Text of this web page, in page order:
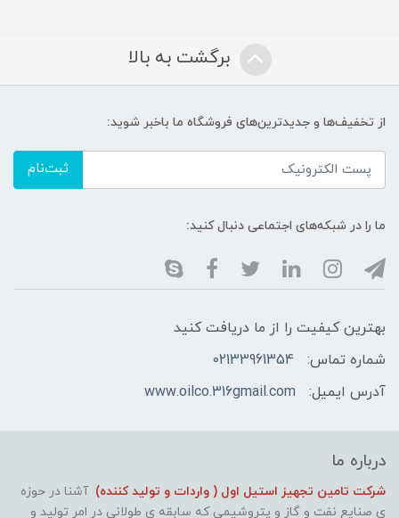
برگشت به بالا
از تخفیف‌ها و جدیدترین‌های فروشگاه ما باخبر شوید:
ثبت‌نام
ما را در شبکه‌های اجتماعی دنبال کنید:
بهترین کیفیت را از ما دریافت کنید
شماره تماس:
02133961354
آدرس ایمیل:
www.oilco.316gmail.com
درباره ما
شرکت تامین تجهیز استیل اول ( واردات و تولید کننده) آشنا در حوزه
ی صنایع نفت و گاز و پتروشیمی که سابقه ی طولانی در امر تولید و